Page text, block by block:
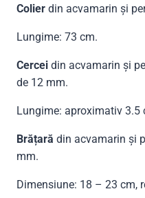
Colier din acvamarin și
Lungime: 73 cm.
Cercei din acvamarin și
de 12 mm.
Lungime: aproximativ 3.5
Brățară din acvamarin și
mm.
Dimensiune: 18 – 23 cm,